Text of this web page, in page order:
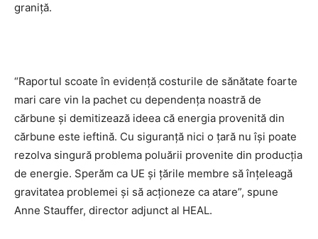
graniță.
“Raportul scoate în evidență costurile de sănătate foarte
mari care vin la pachet cu dependența noastră de
cărbune și demitizează ideea că energia provenită din
cărbune este ieftină. Cu siguranță nici o țară nu își poate
rezolva singură problema poluării provenite din producția
de energie. Sperăm ca UE și țările membre să înțeleagă
gravitatea problemei și să acționeze ca atare”, spune
Anne Stauffer, director adjunct al HEAL.